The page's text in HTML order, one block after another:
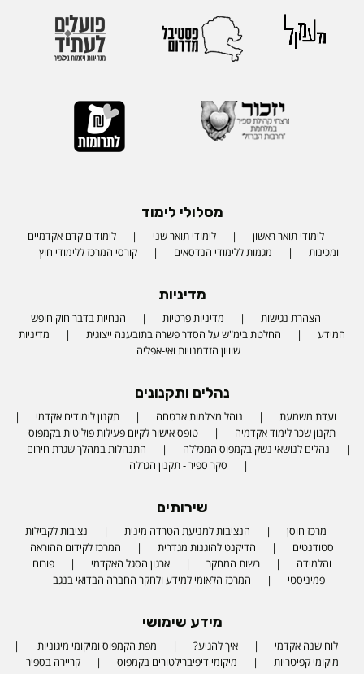
מסלולי לימוד
לימודי תואר ראשון לימודי תואר שני
לימודים קדם אקדמיים
ומכינות
מגמות ללימודי הנדסאים קורסי המרכז ללימודי חוץ
מדיניות
הצהרת נגישות מדיניות פרטיות
הנחיות בדבר חוק חופש
המידע
החלטת בימ"ש על הסדר פשרה בתובענה ייצוגית
מדיניות
שוויון הזדמנויות ואי-אפליה
נהלים ותקנונים
ועדת משמעת נוהל מצלמות אבטחה
תקנון לימודים אקדמי
תקנון שכר לימוד אקדמיה
טופס אישור לקיום פעילות פוליטית בקמפוס
נהלים לנושאי נשק בקמפוס המכללה
התנהלות במהלך שגרת חירום
סקר ספיר - תקנון הגרלה
שירותים
מרכז חוסן הנציבות למניעת הטרדה מינית
נציבות לקבילות
סטודנטים
הדיקנט להוגנות מגדרית
המרכז לקידום ההוראה
והלמידה
רשות המחקר ארגון הסגל האקדמי
פורום
פמיניסטי
המרכז הלאומי למידע ולחקר החברה הבדואי בנגב
מידע שימושי
לוח שנה אקדמי איך להגיע?
מפת הקמפוס ומיקומי מיגוניות
מיקומי קפיטריות
מיקומי דיפיברילטורים בקמפוס
קריירה בספיר